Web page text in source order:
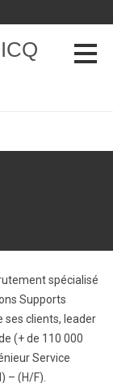
spécialisé
Supports
ses clients, leader
(+ de 110 000
Service
– (H/F).